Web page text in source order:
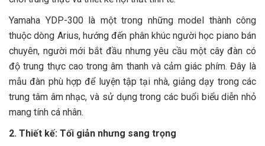
Yamaha YDP-300 là một trong những model thành công
thuộc dòng Arius, hướng đến phân khúc người học piano bán
chuyên, người mới bắt đầu nhưng yêu cầu một cây đàn có
độ trung thực cao trong âm thanh và cảm giác phím. Đây là
mẫu đàn phù hợp để luyện tập tại nhà, giảng dạy trong các
trung tâm âm nhạc, và sử dụng trong các buổi biểu diễn nhỏ
mang tính cá nhân.
2. Thiết kế: Tối giản nhưng sang trọng